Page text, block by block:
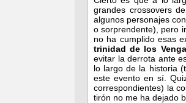
grandes crossovers de
algunos personajes
o sorprendente), pero
no ha cumplido esas
trinidad de los
evitar la derrota ante
lo largo de la historia
este evento en sí.
correspondientes) la
tirón no me ha dejado